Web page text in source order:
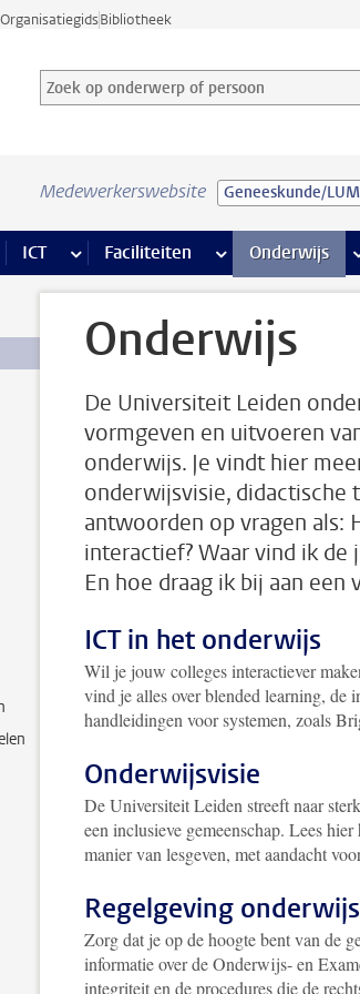
OrganisatiegidsBibliotheek
Zoek op onderwerp of persoon en selecteer
Zoekterm
Medewerkerswebsite Geneeskunde/
Financiën pagina’s
ICT meer ICT pagina’s
Faciliteiten meer Faciliteiten
Onderwijs
Onderwijs
De Universiteit Leiden
vormgeven en uitvoeren
onderwijs. Je vindt hier
onderwijsvisie, didactische
antwoorden op vragen als:
interactief? Waar vind ik
En hoe draag ik bij aan een
ICT in het onderwijs
Wil je jouw colleges interactiever
vind je alles over blended learning, de
handleidingen voor systemen, zoals
Onderwijsvisie
De Universiteit Leiden streeft naar
een inclusieve gemeenschap. Lees hier
manier van lesgeven, met aandacht
Regelgeving onderwijs
Zorg dat je op de hoogte bent van de
informatie over de Onderwijs- en
integriteit en de procedures die de